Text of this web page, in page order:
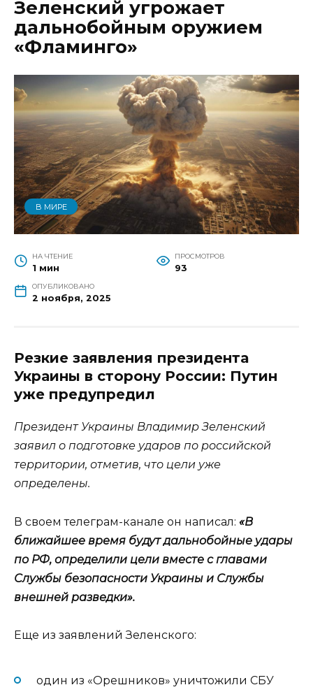
Зеленский угрожает
дальнобойным оружием
«Фламинго»
В МИРЕ
НА ЧТЕНИЕ
1 мин
ПРОСМОТРОВ
93
ОПУБЛИКОВАНО
2 ноября, 2025
Резкие заявления президента
Украины в сторону России: Путин
уже предупредил
Президент Украины Владимир Зеленский
заявил о подготовке ударов по российской
территории, отметив, что цели уже
определены.
В своем телеграм-канале он написал: «В
ближайшее время будут дальнобойные удары
по РФ, определили цели вместе с главами
Службы безопасности Украины и Службы
внешней разведки».
Еще из заявлений Зеленского:
один из «Орешников» уничтожили СБУ